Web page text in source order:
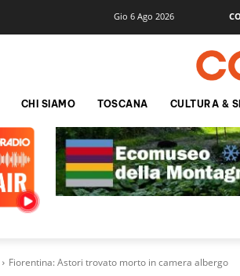
Gio 6 Ago 2026
CHI SIAMO TOSCANA CULTURA &
Fiorentina: Astori trovato morto in camera albergo